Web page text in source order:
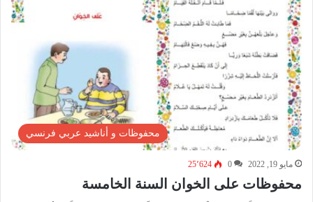
محفوظات و أناشيد عربي فرنسي
مايو 19, 2022 0 25٬624
محفوظات على الخوان السنة الخامسة